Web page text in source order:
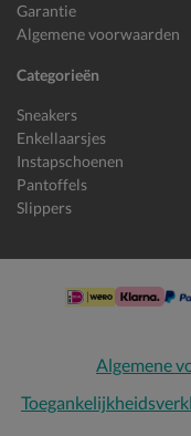
Garantie
Algemene voorwaarden
Categorieën
Sneakers
Enkellaarsjes
Instapschoenen
Pantoffels
Slippers
Algemene